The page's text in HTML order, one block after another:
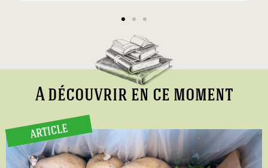
A découvrir en ce moment
ARTICLE